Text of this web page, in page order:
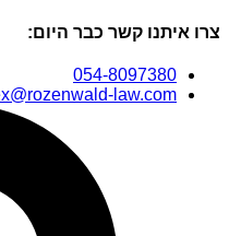
קשר כבר היום:
054-
alex@rozenwald-